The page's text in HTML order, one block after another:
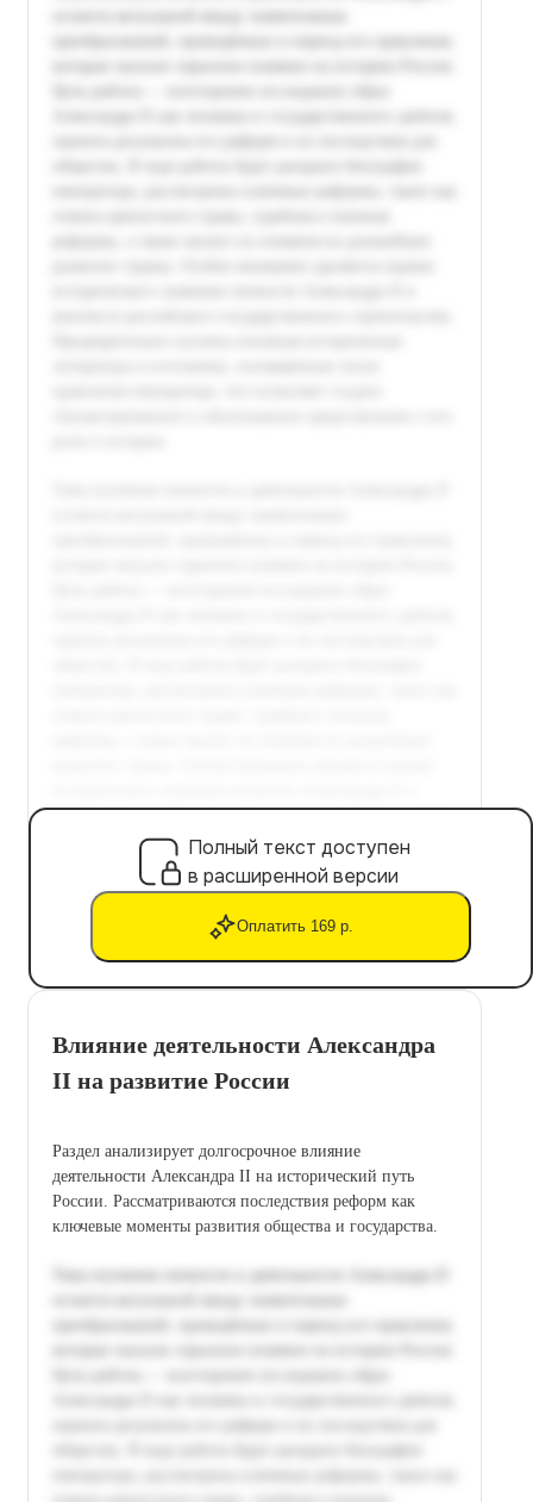
Полный текст доступен
в расширенной версии
Оплатить 169 р.
Влияние деятельности Александра
II на развитие России
Раздел анализирует долгосрочное влияние
деятельности Александра II на исторический путь
России. Рассматриваются последствия реформ как
ключевые моменты развития общества и государства.